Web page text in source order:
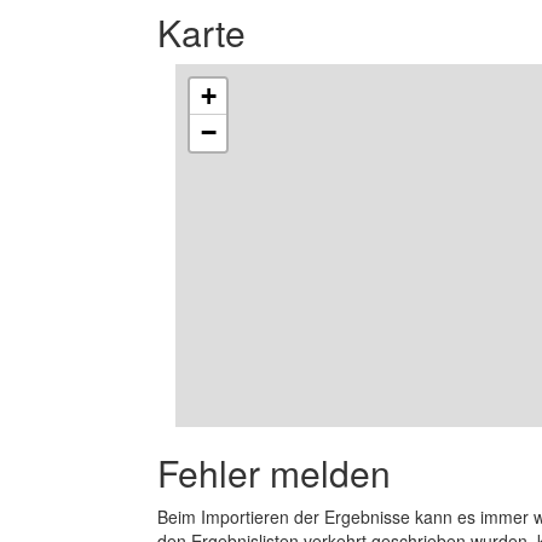
Karte
+
−
Fehler melden
Beim Importieren der Ergebnisse kann es